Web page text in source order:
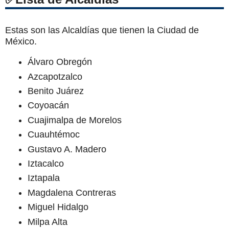
Estas son las Alcaldías que tienen la Ciudad de
México.
Álvaro Obregón
Azcapotzalco
Benito Juárez
Coyoacán
Cuajimalpa de Morelos
Cuauhtémoc
Gustavo A. Madero
Iztacalco
Iztapala
Magdalena Contreras
Miguel Hidalgo
Milpa Alta